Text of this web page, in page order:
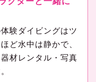
験ダイビングはツ
ど水中は静かで、
材レンタル・写真